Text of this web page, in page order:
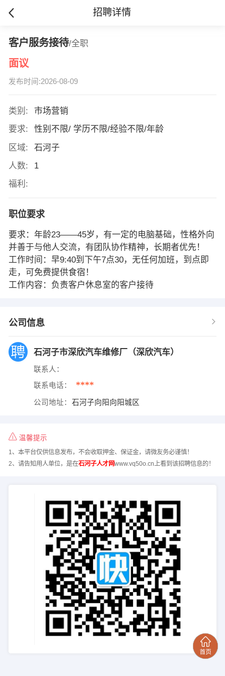
招聘详情
客户服务接待/全职
面议
发布时间:2026-08-09
类别:
市场营销
要求:
性别不限/ 学历不限/经验不限/年龄
区域:
石河子
人数:
1
福利:
职位要求
要求：年龄23——45岁，有一定的电脑基础，性格外向
并善于与他人交流，有团队协作精神，长期者优先！
工作时间：早9:40到下午7点30，无任何加班，到点即
走，可免费提供食宿！
工作内容：负责客户休息室的客户接待
公司信息
石河子市深欣汽车维修厂（深欣汽车）
联系人：
联系电话： ****
公司地址： 石河子向阳向阳城区
温馨提示
1、本平台仅供信息发布，不会收取押金、保证金，请微友务必谨慎！
2、请告知用人单位，是在石河子人才网www.vq50o.cn上看到该招聘信息的！